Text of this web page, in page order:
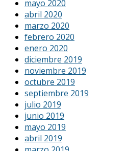
mayo 2020
abril 2020
marzo 2020
febrero 2020
enero 2020
diciembre 2019
noviembre 2019
octubre 2019
septiembre 2019
julio 2019
junio 2019
mayo 2019
abril 2019